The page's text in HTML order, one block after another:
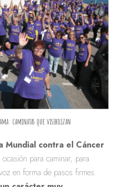
caminatas que visibilizan
Mundial contra el Cáncer
para caminar, para
en forma de pasos firmes.